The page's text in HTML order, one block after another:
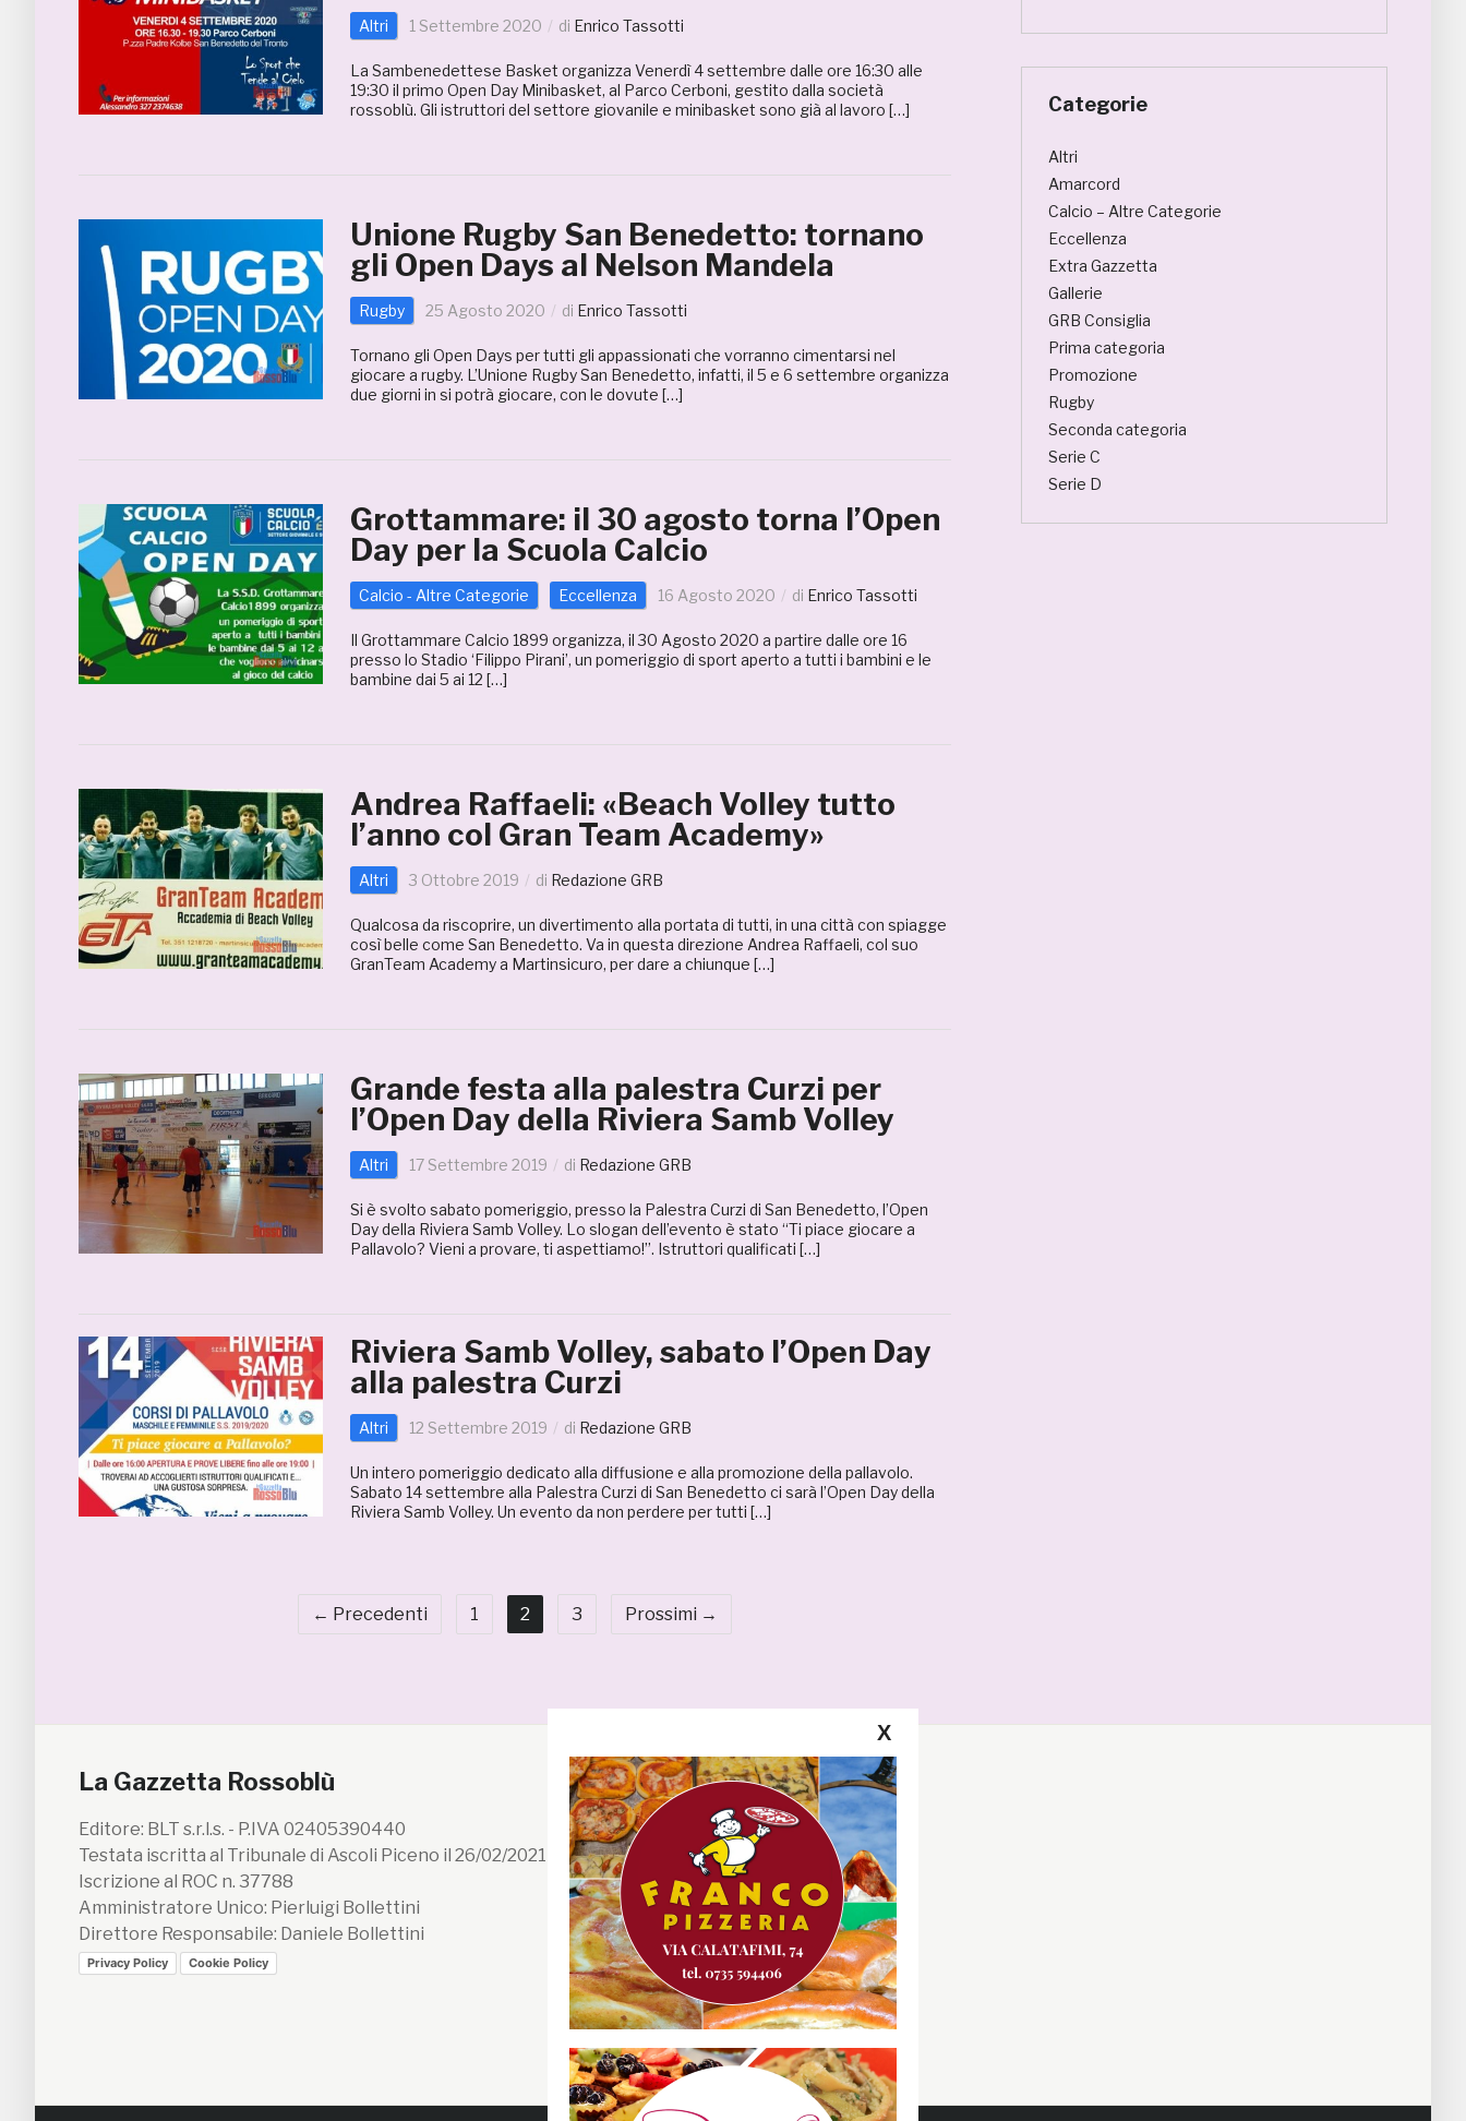
Altri 1 Settembre 2020 di Enrico Tassotti
La Sambenedettese Basket organizza Venerdì 4 settembre dalle ore 16:30 alle
19:30 il primo Open Day Minibasket, al Parco Cerboni, gestito dalla società
rossoblù. Gli istruttori del settore giovanile e minibasket sono già al lavoro […]
Unione Rugby San Benedetto: tornano
gli Open Days al Nelson Mandela
Rugby 25 Agosto 2020 di Enrico Tassotti
Tornano gli Open Days per tutti gli appassionati che vorranno cimentarsi nel
giocare a rugby. L’Unione Rugby San Benedetto, infatti, il 5 e 6 settembre organizza
due giorni in si potrà giocare, con le dovute […]
Grottammare: il 30 agosto torna l’Open
Day per la Scuola Calcio
Calcio - Altre Categorie Eccellenza 16 Agosto 2020 di Enrico Tassotti
Il Grottammare Calcio 1899 organizza, il 30 Agosto 2020 a partire dalle ore 16
presso lo Stadio ‘Filippo Pirani’, un pomeriggio di sport aperto a tutti i bambini e le
bambine dai 5 ai 12 […]
Andrea Raffaeli: «Beach Volley tutto
l’anno col Gran Team Academy»
Altri 3 Ottobre 2019 di Redazione GRB
Qualcosa da riscoprire, un divertimento alla portata di tutti, in una città con spiagge
così belle come San Benedetto. Va in questa direzione Andrea Raffaeli, col suo
GranTeam Academy a Martinsicuro, per dare a chiunque […]
Grande festa alla palestra Curzi per
l’Open Day della Riviera Samb Volley
Altri 17 Settembre 2019 di Redazione GRB
Si è svolto sabato pomeriggio, presso la Palestra Curzi di San Benedetto, l’Open
Day della Riviera Samb Volley. Lo slogan dell’evento è stato “Ti piace giocare a
Pallavolo? Vieni a provare, ti aspettiamo!”. Istruttori qualificati […]
Riviera Samb Volley, sabato l’Open Day
alla palestra Curzi
Altri 12 Settembre 2019 di Redazione GRB
Un intero pomeriggio dedicato alla diffusione e alla promozione della pallavolo.
Sabato 14 settembre alla Palestra Curzi di San Benedetto ci sarà l’Open Day della
Riviera Samb Volley. Un evento da non perdere per tutti […]
← Precedenti 1 2 3 Prossimi →
Categorie
Altri
Amarcord
Calcio – Altre Categorie
Eccellenza
Extra Gazzetta
Gallerie
GRB Consiglia
Prima categoria
Promozione
Rugby
Seconda categoria
Serie C
Serie D
La Gazzetta Rossoblù
Editore: BLT s.r.l.s. - P.IVA 02405390440
Testata iscritta al Tribunale di Ascoli Piceno il 26/02/2021 n. 199/2021
Iscrizione al ROC n. 37788
Amministratore Unico: Pierluigi Bollettini
Direttore Responsabile: Daniele Bollettini
Privacy Policy Cookie Policy
Segui la GRB
Facebook
Instagram
Twitter
Youtube
X